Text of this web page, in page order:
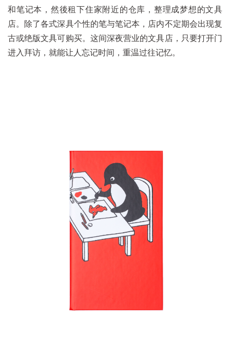
和笔记本，然後租下住家附近的仓库，整理成梦想的文具
店。除了各式深具个性的笔与笔记本，店内不定期会出现复
古或绝版文具可购买。这间深夜营业的文具店，只要打开门
进入拜访，就能让人忘记时间，重温过往记忆。